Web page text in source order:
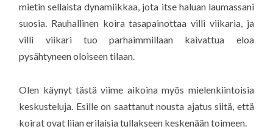
mietin sellaista dynamiikkaa, jota itse haluan laumassani
suosia. Rauhallinen koira tasapainottaa villi viikaria, ja
villi viikari tuo parhaimmillaan kaivattua eloa
pysähtyneen oloiseen tilaan.
Olen käynyt tästä viime aikoina myös mielenkiintoisia
keskusteluja. Esille on saattanut nousta ajatus siitä, että
koirat ovat liian erilaisia tullakseen keskenään toimeen.